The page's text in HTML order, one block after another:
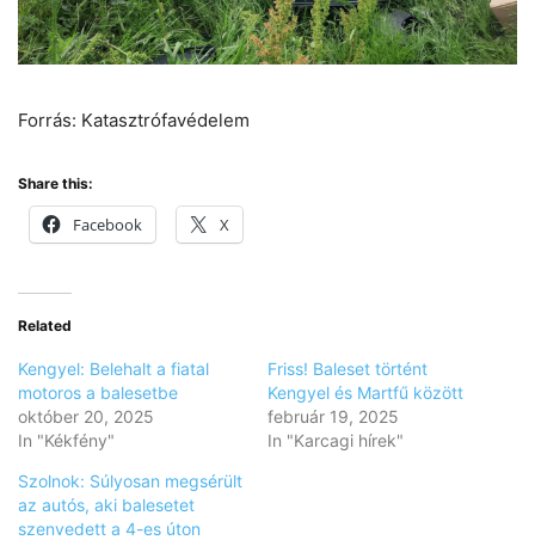
Forrás: Katasztrófavédelem
Share this:
Facebook X
Related
Kengyel: Belehalt a fiatal
motoros a balesetbe
október 20, 2025
In "Kékfény"
Friss! Baleset történt
Kengyel és Martfű között
február 19, 2025
In "Karcagi hírek"
Szolnok: Súlyosan megsérült
az autós, aki balesetet
szenvedett a 4-es úton